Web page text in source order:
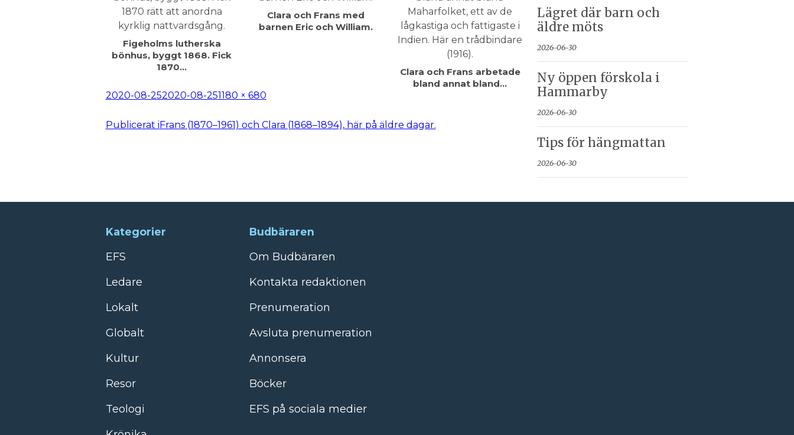
Figeholms lutherska
bönhus, byggt 1868. Fick
1870…
Clara och Frans med
barnen Eric och William.
Clara och Frans arbetade
bland annat bland…
Postat
2020-08-252020-08-25Full
1180 × 680
Inläggsnavigering
Publicerat iFrans (1870–1961) och Clara (1868–1894), här på äldre dagar.
Lägret där barn och
äldre möts
2026-06-30
Ny öppen förskola i
Hammarby
2026-06-30
Tips för hängmattan
2026-06-30
Kategorier
EFS
Ledare
Lokalt
Globalt
Kultur
Resor
Teologi
Budbäraren
Om Budbäraren
Kontakta redaktionen
Prenumeration
Avsluta prenumeration
Annonsera
Böcker
EFS på sociala medier